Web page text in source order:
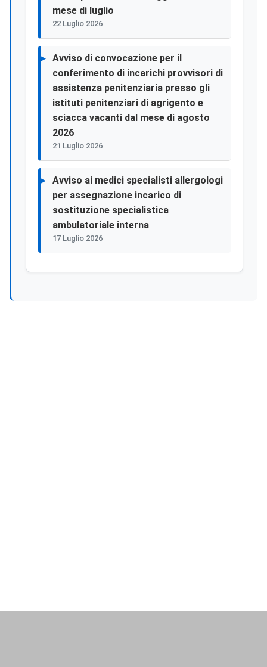
mese di luglio
22 Luglio 2026
Avviso di convocazione per il
conferimento di incarichi provvisori di
assistenza penitenziaria presso gli
istituti penitenziari di agrigento e
sciacca vacanti dal mese di agosto
2026
21 Luglio 2026
Avviso ai medici specialisti allergologi
per assegnazione incarico di
sostituzione specialistica
ambulatoriale interna
17 Luglio 2026